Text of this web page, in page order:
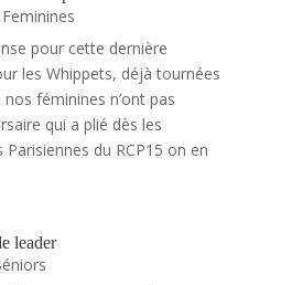
Feminines
pour cette dernière
les Whippets, déjà tournées
féminines n’ont pas
qui a plié dès les
du RCP15 on en
leader